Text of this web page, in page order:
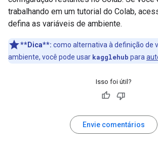
trabalhando em um tutorial do Colab,
defina as variáveis de ambiente.
**Dica**: como alternativa à definição de
ambiente, você pode usar kagglehub para
Isso foi útil?
Envie comentários